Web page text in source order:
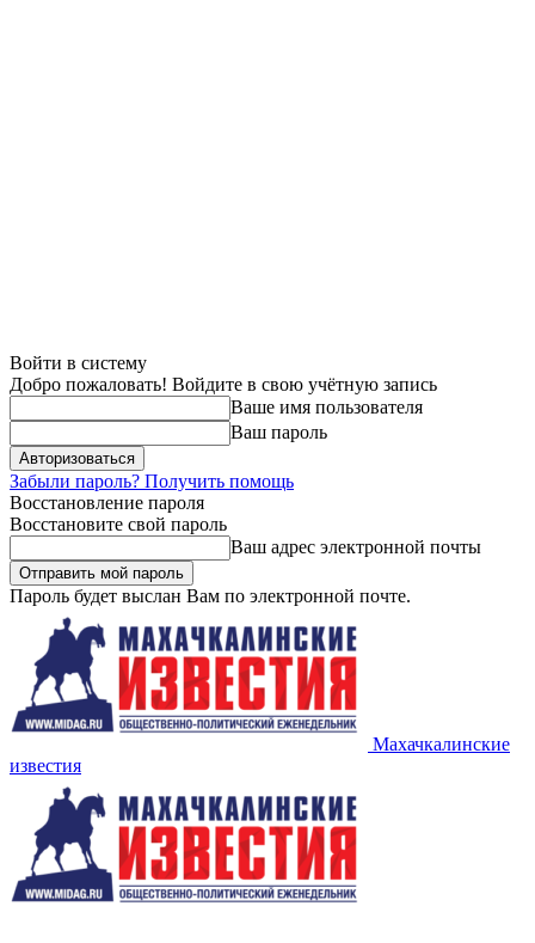
Войти в систему
Добро пожаловать! Войдите в свою учётную запись
Ваше имя пользователя
Ваш пароль
Забыли пароль? Получить помощь
Восстановление пароля
Восстановите свой пароль
Ваш адрес электронной почты
Пароль будет выслан Вам по электронной почте.
Махачкалинские
известия